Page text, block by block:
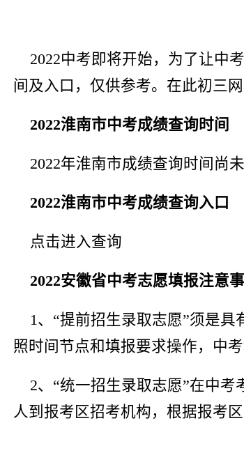
2022中考即将开始，为了让中
间及入口，仅供参考。在此初三
2022淮南市中考成绩查询时间
2022年淮南市成绩查询时间尚未
2022淮南市中考成绩查询入口
点击进入查询
2022安徽省中考志愿填报注意
1、“提前招生录取志愿”须是
照时间节点和填报要求操作，中
2、“统一招生录取志愿”在中
人到报考区招考机构，根据报考